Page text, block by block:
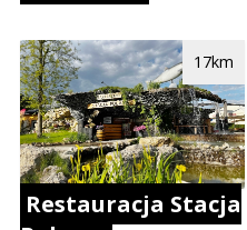
Restauracja Stacja
17km